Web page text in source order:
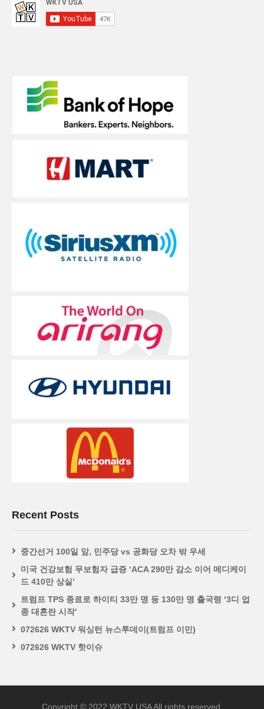
Recent Posts
중간선거 100일 앞, 민주당 vs 공화당 오차 밖 우세
미국 건강보험 무보험자 급증 ‘ACA 290만 감소 이어 메디케이
드 410만 상실’
트럼프 TPS 종료로 하이티 33만 명 등 130만 명 출국령 ‘3디 업
종 대혼란 시작’
072626 WKTV 워싱턴 뉴스투데이(트럼프 이민)
072626 WKTV 핫이슈
Copyright © 2022 WKTV USA All rights reserved.